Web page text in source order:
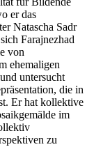
er das
Natascha Sadr
Farajnezhad
von
ehemaligen
untersucht
die in
Er hat kollektive
im
zu